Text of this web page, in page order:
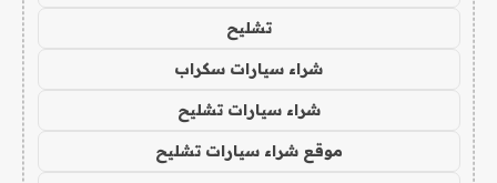
تشليح
شراء سيارات سكراب
شراء سيارات تشليح
موقع شراء سيارات تشليح